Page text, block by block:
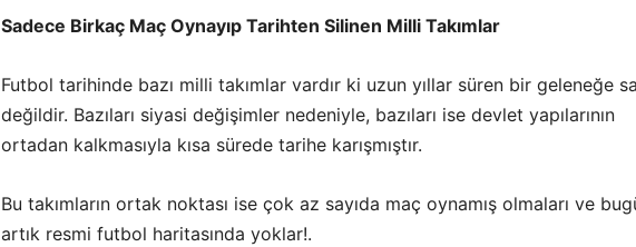
Sadece Birkaç Maç Oynayıp Tarihten Silinen Milli Takımlar
Futbol tarihinde bazı milli takımlar vardır ki uzun yıllar süren bir geleneğe
değildir. Bazıları siyasi değişimler nedeniyle, bazıları ise devlet yapılarının
ortadan kalkmasıyla kısa sürede tarihe karışmıştır.
Bu takımların ortak noktası ise çok az sayıda maç oynamış olmaları ve
artık resmi futbol haritasında yoklar!.